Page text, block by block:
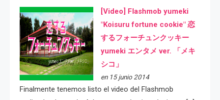
[Video] Flashmob yumeki
"Koisuru fortune cookie" 恋
するフォーチュンクッキー
yumeki エンタメ ver. 「メキ
シコ」
en 15 junio 2014
Finalmente tenemos listo el video del Flashmob